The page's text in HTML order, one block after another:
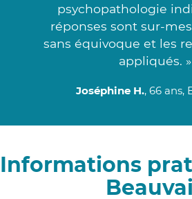
psychopathologie
réponses sont sur-
sans équivoque et les
appliqués. »
Joséphine H., 66 ans,
Informations